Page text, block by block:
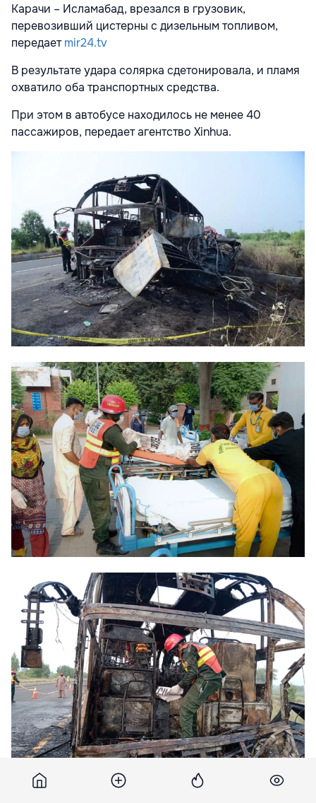
Карачи – Исламабад, врезался в грузовик,
перевозивший цистерны с дизельным топливом,
передаетmir24.tv
В результате удара солярка сдетонировала, и пламя
охватило оба транспортных средства.
При этом в автобусе находилось не менее 40
пассажиров, передает агентство Xinhua.